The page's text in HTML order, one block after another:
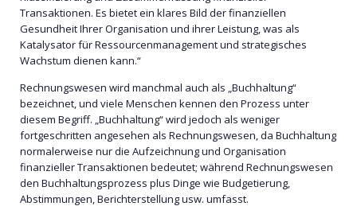
Transaktionen. Es bietet ein klares Bild der finanziellen
Gesundheit Ihrer Organisation und ihrer Leistung, was als
Katalysator für Ressourcenmanagement und strategisches
Wachstum dienen kann.“
Rechnungswesen wird manchmal auch als „Buchhaltung“
bezeichnet, und viele Menschen kennen den Prozess unter
diesem Begriff. „Buchhaltung“ wird jedoch als weniger
fortgeschritten angesehen als Rechnungswesen, da Buchhaltung
normalerweise nur die Aufzeichnung und Organisation
finanzieller Transaktionen bedeutet; während Rechnungswesen
den Buchhaltungsprozess plus Dinge wie Budgetierung,
Abstimmungen, Berichterstellung usw. umfasst.